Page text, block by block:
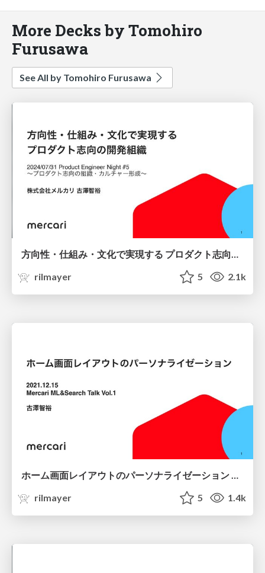
More Decks by Tomohiro
Furusawa
See All by Tomohiro Furusawa
方向性・仕組み・文化で実現する プロダクト志向の開発組織 / Product-oriented development organizations are realized through direction, systems, and culture.
rilmayer
5 2.1k
rilmayer
5 1.4k